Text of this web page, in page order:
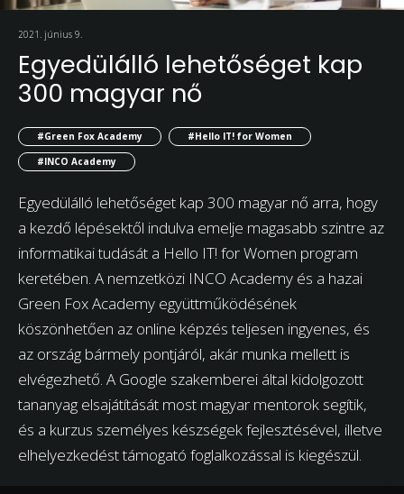
2021. június 9.
Egyedülálló lehetőséget kap
300 magyar nő
#Green Fox Academy
#Hello IT! for Women
#INCO Academy
Egyedülálló lehetőséget kap 300 magyar nő arra, hogy
a kezdő lépésektől indulva emelje magasabb szintre az
informatikai tudását a Hello IT! for Women program
keretében. A nemzetközi INCO Academy és a hazai
Green Fox Academy együttműködésének
köszönhetően az online képzés teljesen ingyenes, és
az ország bármely pontjáról, akár munka mellett is
elvégezhető. A Google szakemberei által kidolgozott
tananyag elsajátítását most magyar mentorok segítik,
és a kurzus személyes készségek fejlesztésével, illetve
elhelyezkedést támogató foglalkozással is kiegészül.